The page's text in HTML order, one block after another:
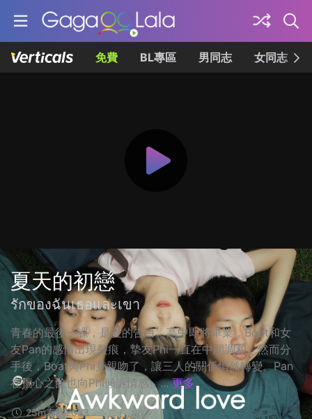
免費 BL專區 男同志 女同志
夏天的初戀
รักของฉันเธอและเขา
青春的最後一課，是愛的告白。高中即將畢業，Boat和女
友Pan的感情出現裂痕，摯友Phi一直在中間調和。然而分
手後，Boat與Phi竟親吻了，讓三人的關係悄然轉變。Pan
在傷心之餘也向Phi傾訴情感，... 更多
25m泰國2023